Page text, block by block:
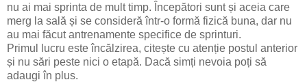
nu ai mai sprinta de mult timp. Începători sunt și aceia care
merg la sală și se consideră într-o formă fizică buna, dar nu
au mai făcut antrenamente specifice de sprinturi.
Primul lucru este încălzirea, citește cu atenție postul anterior
și nu sări peste nici o etapă. Dacă simți nevoia poți să
adaugi în plus.